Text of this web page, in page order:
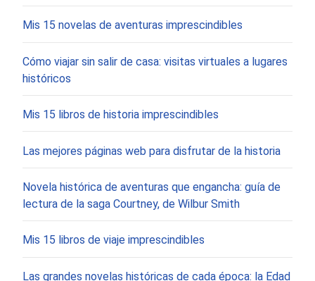
Mis 15 novelas de aventuras imprescindibles
Cómo viajar sin salir de casa: visitas virtuales a lugares
históricos
Mis 15 libros de historia imprescindibles
Las mejores páginas web para disfrutar de la historia
Novela histórica de aventuras que engancha: guía de
lectura de la saga Courtney, de Wilbur Smith
Mis 15 libros de viaje imprescindibles
Las grandes novelas históricas de cada época: la Edad